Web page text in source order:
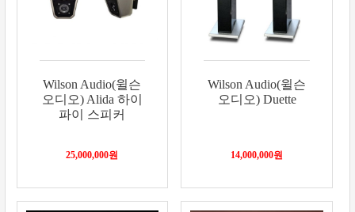
Wilson Audio(윌슨
오디오) Alida 하이
파이 스피커
25,000,000원
Wilson Audio(윌슨
오디오) Duette
14,000,000원